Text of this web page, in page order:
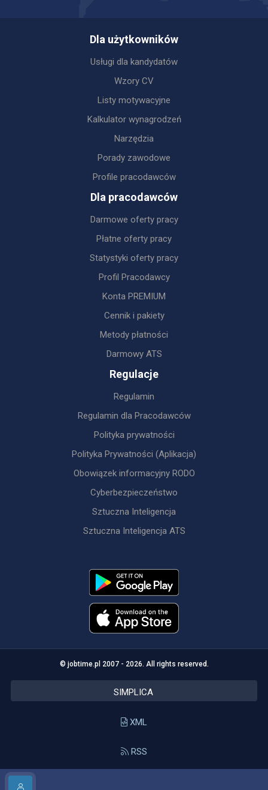
Dla użytkowników
Usługi dla kandydatów
Wzory CV
Listy motywacyjne
Kalkulator wynagrodzeń
Narzędzia
Porady zawodowe
Profile pracodawców
Dla pracodawców
Darmowe oferty pracy
Płatne oferty pracy
Statystyki oferty pracy
Profil Pracodawcy
Konta PREMIUM
Cennik i pakiety
Metody płatności
Darmowy ATS
Regulacje
Regulamin
Regulamin dla Pracodawców
Polityka prywatności
Polityka Prywatności (Aplikacja)
Obowiązek informacyjny RODO
Cyberbezpieczeństwo
Sztuczna Inteligencja
Sztuczna Inteligencja ATS
© jobtime.pl 2007 - 2026. All rights reserved.
SIMPLICA
XML
RSS